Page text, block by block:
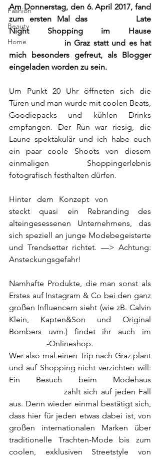
Fashion
Beauty
Home
Am Donnerstag, den 6. April 2017, fand
zum ersten Mal das
Late
Kastner&Öhler
in Graz statt und es hat
mich besonders gefreut, als Blogger
eingeladen worden zu sein.
Um Punkt 20 Uhr öffneten sich die
Türen und man wurde mit coolen Beats,
Goodiepacks und kühlen Drinks
empfangen. Der Run war riesig, die
Laune spektakulär und ich habe euch
ein paar coole Shoots von diesem
einmaligen Shoppingerlebnis
fotografisch festhalten dürfen.
Hinter dem Konzept von
steckt quasi ein Rebranding des
alteingesessenen Unternehmens, das
sich speziell an junge Modebegeisterte
und Trendsetter richtet. —> Achtung:
Ansteckungsgefahr!
Namhafte Produkte, die man sonst als
Erstes auf Instagram & Co bei den ganz
großen Influencern sieht (wie zB. Calvin
Klein, Kapten&Son und Original
-Onlineshop.
Wer also mal einen Trip nach Graz plant
und auf Shopping nicht verzichten will:
zahlt sich auf jeden Fall
aus. Denn wieder einmal bestätigt sich,
dass hier für jeden etwas dabei ist, von
großen internationalen Marken über
traditionelle Trachten-Mode bis zum